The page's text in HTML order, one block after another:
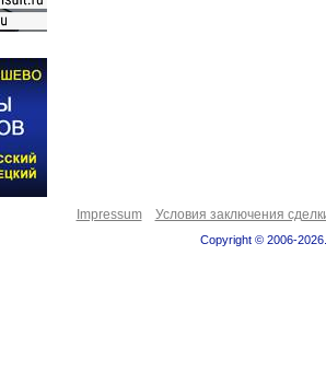
Impressum Условия заключения
Copyright © 2006-